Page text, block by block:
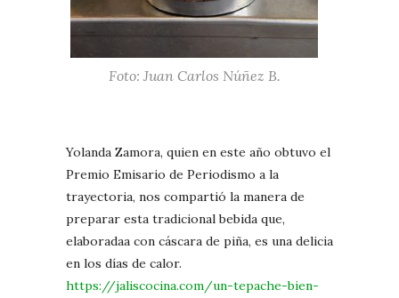
Foto: Juan Carlos Núñez B.
Yolanda Zamora, quien en este año obtuvo el
Premio Emisario de Periodismo a la
trayectoria, nos compartió la manera de
preparar esta tradicional bebida que,
elaboradaa con cáscara de piña, es una delicia
en los días de calor.
https://jaliscocina.com/un-tepache-bien-